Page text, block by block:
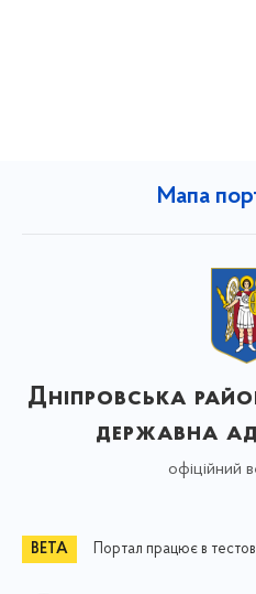
Мапа
Дніпровська
державна
офіційний
Портал працює в